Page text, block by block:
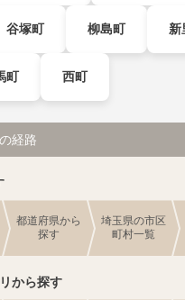
谷塚町 柳島町 新
町 西町
経路
都道府県から
探す
埼玉県の市区
町村一覧
から探す